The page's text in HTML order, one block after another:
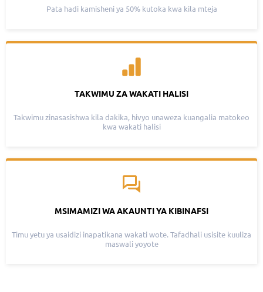
Pata hadi kamisheni ya 50% kutoka kwa kila mteja
TAKWIMU ZA WAKATI HALISI
Takwimu zinasasishwa kila dakika, hivyo unaweza kuangalia matokeo
kwa wakati halisi
MSIMAMIZI WA AKAUNTI YA KIBINAFSI
Timu yetu ya usaidizi inapatikana wakati wote. Tafadhali usisite kuuliza
maswali yoyote